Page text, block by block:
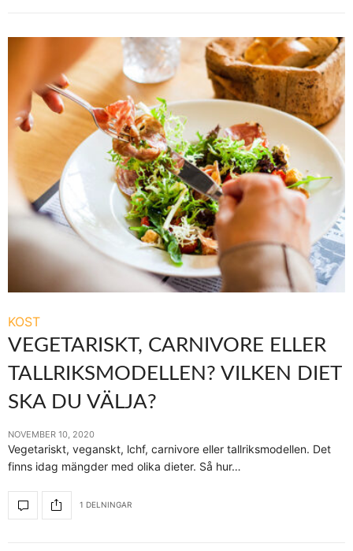
KOST
VEGETARISKT, CARNIVORE ELLER
TALLRIKSMODELLEN? VILKEN DIET
SKA DU VÄLJA?
NOVEMBER 10, 2020
Vegetariskt, veganskt, lchf, carnivore eller tallriksmodellen. Det
finns idag mängder med olika dieter. Så hur…
1 DELNINGAR